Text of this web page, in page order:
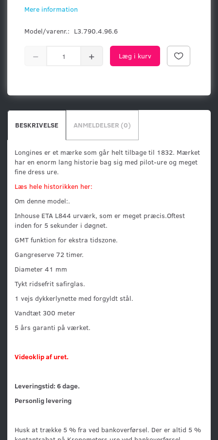
Mere information
Model/varenr.: L3.790.4.96.6
Læg i kurv
BESKRIVELSE ANMELDELSER (0)
Longines er et mærke som går helt tilbage til 1832. Mærket
har en enorm lang historie bag sig med pilot-ure og meget
fine dress ure.
Læs hele historikken her:
Om denne model:.
Inhouse ETA L844 urværk, som er meget præcis.Oftest
inden for 5 sekunder i døgnet.
GMT funktion for ekstra tidszone.
Gangreserve 72 timer.
Diameter 41 mm
Tykt ridsefrit safirglas.
1 vejs dykkerlynette med forgyldt stål.
Vandtæt 300 meter
5 års garanti på værket.
Videoklip af uret.
Leveringstid: 6 dage.
Personlig levering
Husk at trække 5 % fra ved bankoverførsel. Der er altid 5 %